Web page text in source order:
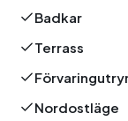
Badkar
Terrass
Nordostläge